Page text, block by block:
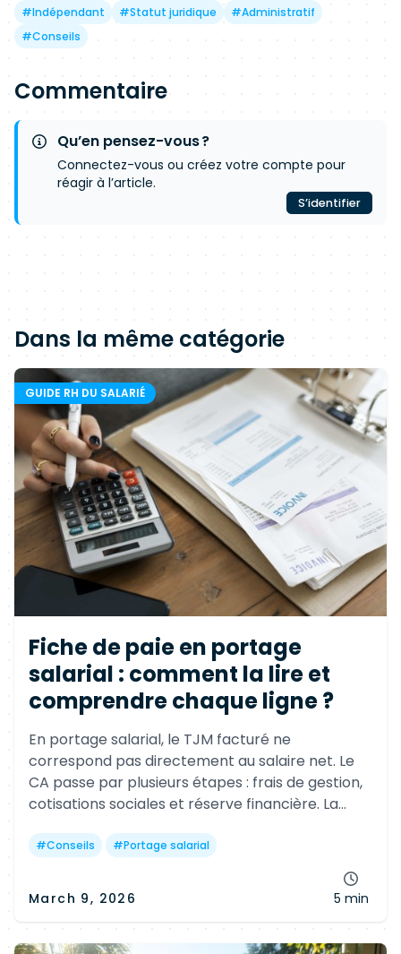
#Indépendant #Statut juridique #Administratif
#Conseils
Commentaire
Qu’en pensez-vous ?
Connectez-vous ou créez votre compte pour
réagir à l’article.
S’identifier
Dans la même catégorie
GUIDE RH DU SALARIÉ
Fiche de paie en portage
salarial : comment la lire et
comprendre chaque ligne ?
En portage salarial, le TJM facturé ne
correspond pas directement au salaire net. Le
CA passe par plusieurs étapes : frais de gestion,
cotisations sociales et réserve financière. La
comprendre son revenu réel ainsi que les droits
#Conseils #Portage salarial
March 9, 2026 5 min